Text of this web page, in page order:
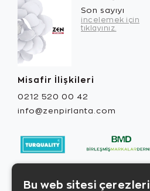
Son sayıyı
incelemek için
tıklayınız.
Misafir İlişkileri
0212 520 00 42
info@zenpirlanta.com
Bu web sitesi çerezleri